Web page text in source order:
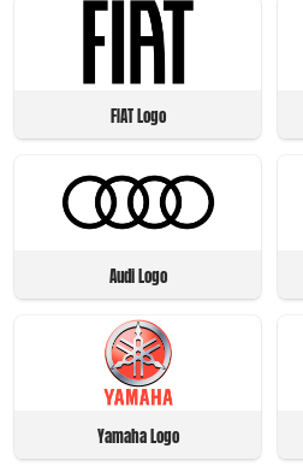
FIAT Logo
Audi Logo
Yamaha Logo